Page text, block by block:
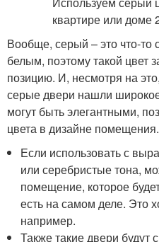
Вообще, серый – это что-
белым, поэтому такой цвет
позицию. И, несмотря на
серые двери нашли
могут быть элегантными,
цвета в дизайне помещения.
Если использовать с
или серебристые тона,
помещение, которое
есть на самом деле. Это
например.
Также такие двери будут